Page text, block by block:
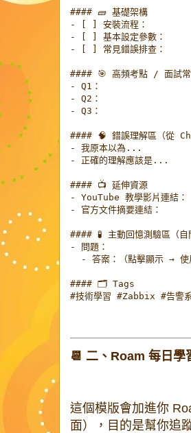
#### 🧱 基礎架構
- [ ] 安裝流程：
- [ ] 基本設定參數：
- [ ] 常見錯誤排查：
#### 🎯 高頻考點 / 面試常
- Q1：
- Q2：
- Q3：
#### 🧠 錯誤理解區（從
- 我原本以為...
- 正確的理解應該是...
#### 📺 延伸資源
- YouTube 教學影片連結：
- 官方文件摘要連結：
#### 🧪 主動回憶測驗區（
- 問題：
- 答案：（點擊顯示 → 使
#### 🗂 Tags
#技術學習 #Zabbix #告警
📆 二、Roam 每日學
這個模版會加進你
面），目的是幫你追